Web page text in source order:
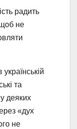
радить
не
українській
та
деяких
«дух
не